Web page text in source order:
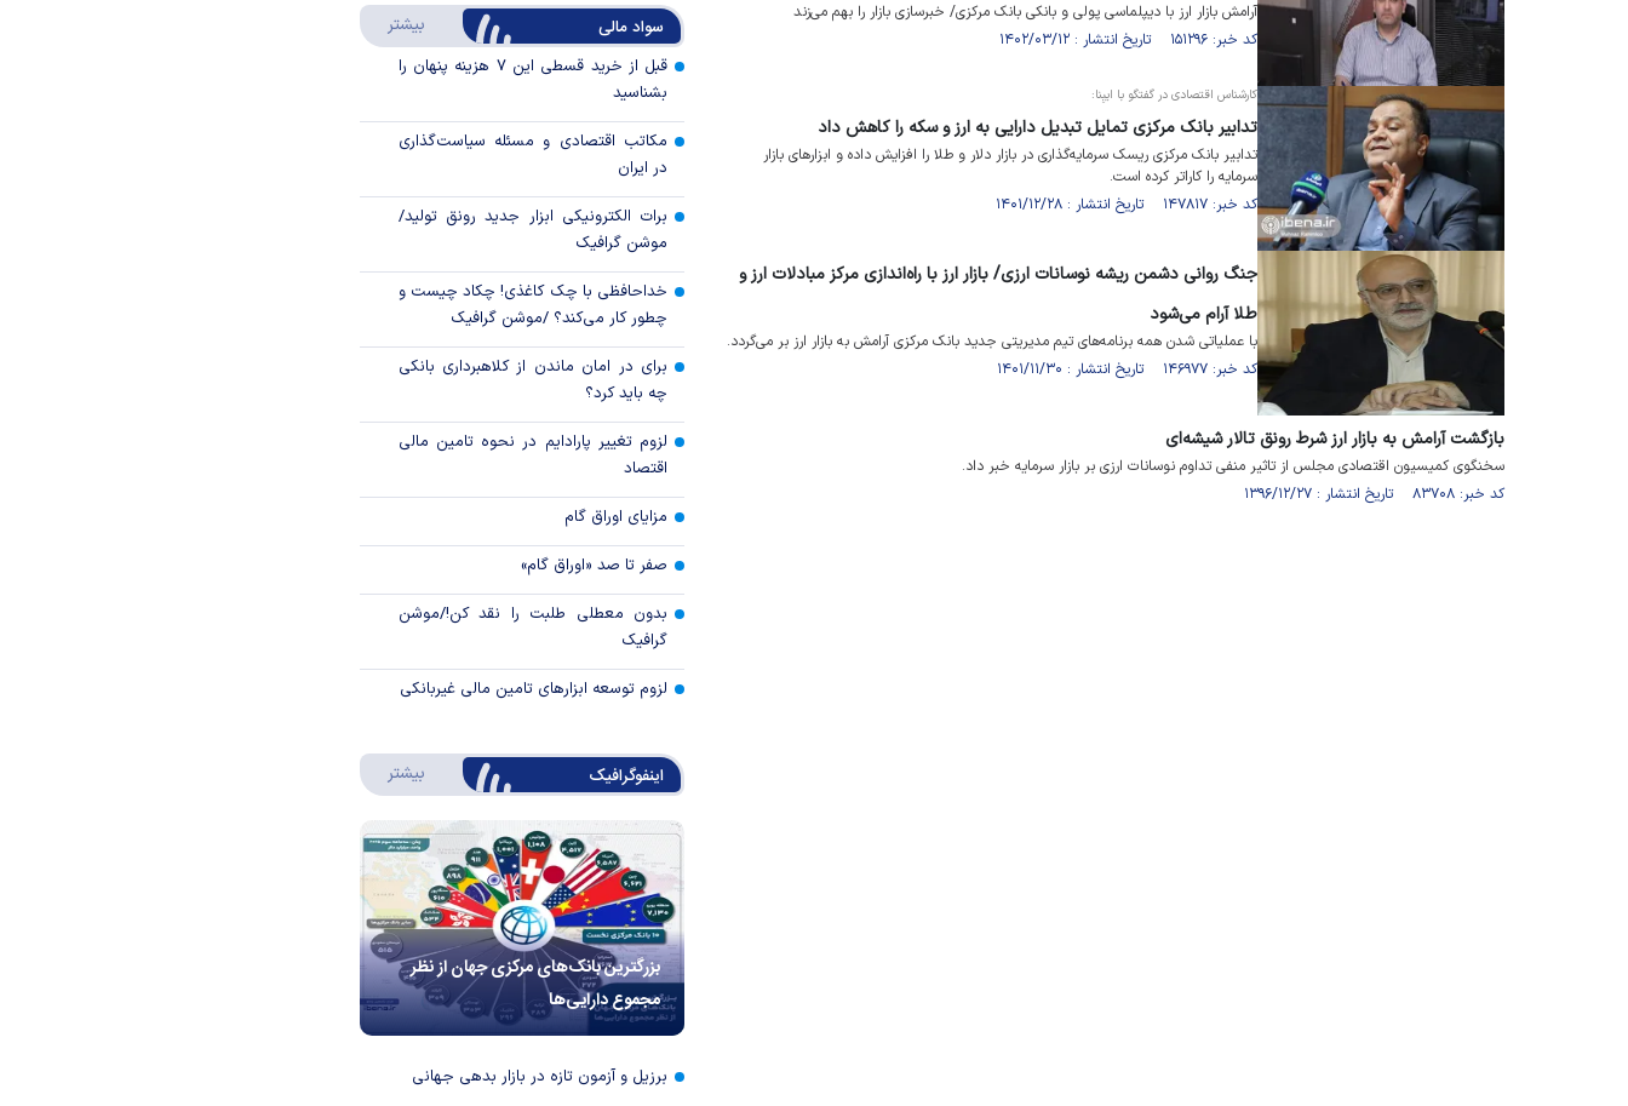
آرامش بازار ارز با دیپلماسی پولی و بانکی بانک مرکزی/ خبرسازی بازار را بهم می‌زند
کد خبر: ۱۵۱۲۹۶ تاریخ انتشار : ۱۴۰۲/۰۳/۱۲
کارشناس اقتصادی در گفتگو با ایبِنا:
تدابیر بانک مرکزی تمایل تبدیل دارایی به ارز و سکه را کاهش داد
تدابیر بانک مرکزی ریسک سرمایه‌گذاری در بازار دلار و طلا را افزایش داده و ابزار‌های بازار
سرمایه را کاراتر کرده است.
کد خبر: ۱۴۷۸۱۷ تاریخ انتشار : ۱۴۰۱/۱۲/۲۸
جنگ روانی دشمن ریشه نوسانات ارزی/ بازار ارز با راه‌اندازی مرکز مبادلات ارز و
طلا آرام می‌شود
با عملیاتی شدن همه برنامه‌های تیم مدیریتی جدید بانک مرکزی آرامش به بازار ارز بر می‌گردد.
کد خبر: ۱۴۶۹۷۷ تاریخ انتشار : ۱۴۰۱/۱۱/۳۰
بازگشت آرامش به بازار ارز شرط رونق تالار شیشه‌ای
سخنگوی کمیسیون اقتصادی مجلس از تاثیر منفی تداوم نوسانات ارزی بر بازار سرمایه خبر داد.
کد خبر: ۸۳۷۰۸ تاریخ انتشار : ۱۳۹۶/۱۲/۲۷
Video
سواد مالی بیشتر درباره سواد مالی
قبل از خرید قسطی این ۷ هزینه پنهان را
بشناسید
مکاتب اقتصادی و مسئله سیاست‌گذاری
در ایران
برات الکترونیکی ابزار جدید رونق تولید/
موشن گرافیک
خداحافظی با چک کاغذی! چکاد چیست و
چطور کار می‌کند؟ /موشن گرافیک
برای در امان ماندن از کلاهبرداری بانکی
چه باید کرد؟
لزوم تغییر پارادایم در نحوه تامین مالی
اقتصاد
مزایای اوراق گام
صفر تا صد «اوراق گام»
بدون معطلی طلبت را نقد کن!/موشن
گرافیک
لزوم توسعه ابزارهای تامین مالی غیربانکی
اینفوگرافیک بیشتر درباره اینفوگرافیک
بزرگترین بانک‌های مرکزی جهان از نظر
مجموع دارایی‌ها
برزیل و آزمون تازه در بازار بدهی جهانی